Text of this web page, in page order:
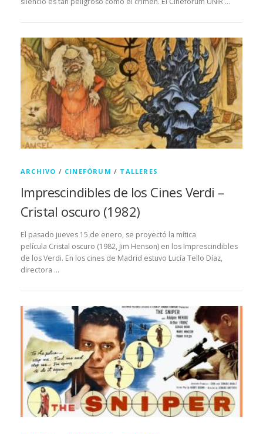
ARCHIVO / CINEFÓRUM / TALLERES
Imprescindibles de los Cines Verdi –
Cristal oscuro (1982)
El pasado jueves 15 de enero, se proyectó la mítica
película Cristal oscuro (1982, Jim Henson) en los Imprescindibles
de los Verdi. En los cines de Madrid estuvo Lucía Tello Díaz,
directora …